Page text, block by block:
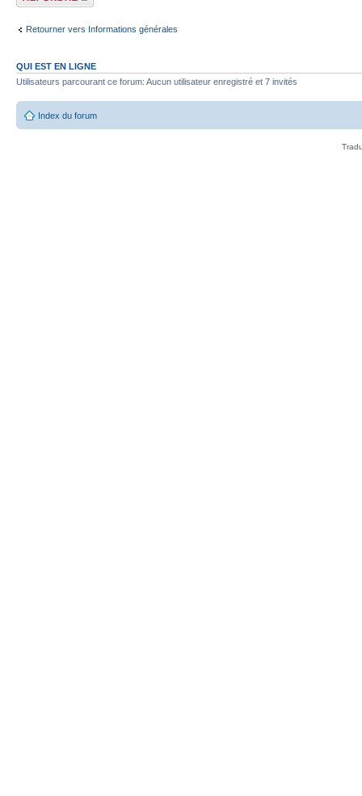
Retourner vers Informations générales
QUI EST EN LIGNE
Utilisateurs parcourant ce forum: Aucun utilisateur enregistré et 7 invités
Index du forum